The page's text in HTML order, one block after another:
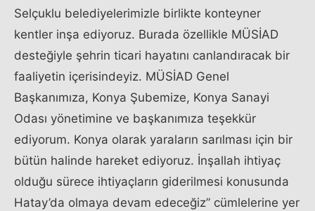
Selçuklu belediyelerimizle birlikte konteyner
kentler inşa ediyoruz. Burada özellikle MÜSİAD
desteğiyle şehrin ticari hayatını canlandıracak bir
faaliyetin içerisindeyiz. MÜSİAD Genel
Başkanımıza, Konya Şubemize, Konya Sanayi
Odası yönetimine ve başkanımıza teşekkür
ediyorum. Konya olarak yaraların sarılması için bir
bütün halinde hareket ediyoruz. İnşallah ihtiyaç
olduğu sürece ihtiyaçların giderilmesi konusunda
Hatay’da olmaya devam edeceğiz” cümlelerine yer